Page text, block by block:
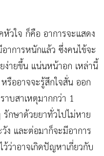
วใจ ก็คือ อาการจะแสดง
าการหนักแล้ว ซึ่งคนไข้จะ
ง่ายขึ้น แน่นหน้าอก เหล่านี้
ออาจจะรู้สึกใจสั่น ออก
าบสาเหตุมากกว่า 1
กษาด้วยยาทั่วไปไม่หาย
ง และต่อมาก็จะมีอาการ
ว่าอาจเกิดปัญหาเกี่ยวกับ